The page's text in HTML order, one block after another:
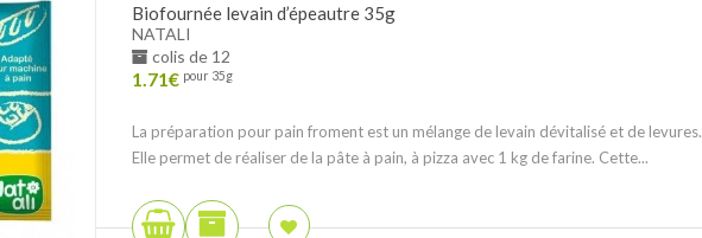
Biofournée levain d’épeautre 35g
NATALI
colis de 12
1.71€ pour 35g
La préparation pour pain froment est un mélange de levain dévitalisé et de levures.
Elle permet de réaliser de la pâte à pain, à pizza avec 1 kg de farine. Cette...